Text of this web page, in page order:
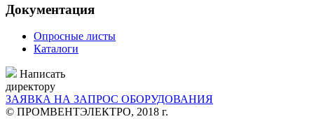
Документация
Опросные листы
Каталоги
Написать
директору
ЗАЯВКА НА ЗАПРОС ОБОРУДОВАНИЯ
© ПРОМВЕНТЭЛЕКТРО, 2018 г.